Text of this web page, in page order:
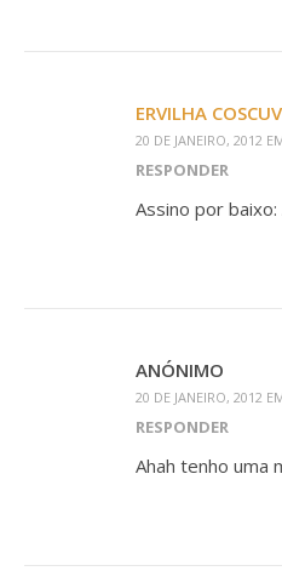
ERVILHA
20 DE JANEIRO, 2012
RESPONDER
Assino por
ANÓNIMO
20 DE JANEIRO, 2012
RESPONDER
Ahah tenho uma